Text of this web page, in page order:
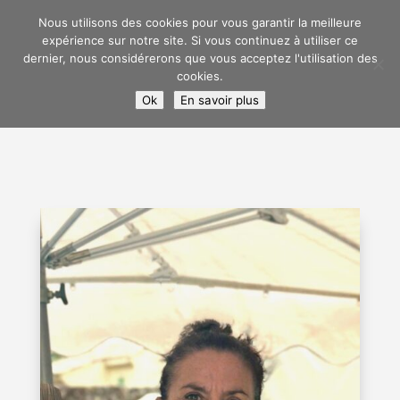
Sélectionner une page
Nous utilisons des cookies pour vous garantir la meilleure
expérience sur notre site. Si vous continuez à utiliser ce
dernier, nous considérerons que vous acceptez l'utilisation des
cookies.
Ok
En savoir plus